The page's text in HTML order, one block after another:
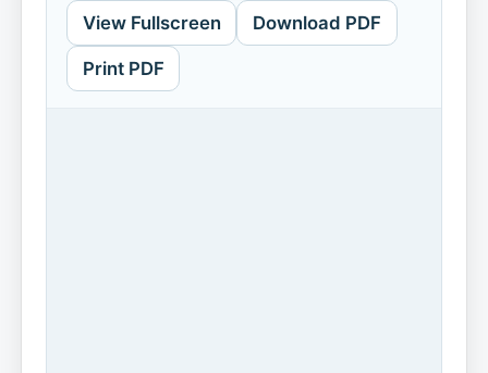
View Fullscreen Download PDF
Print PDF